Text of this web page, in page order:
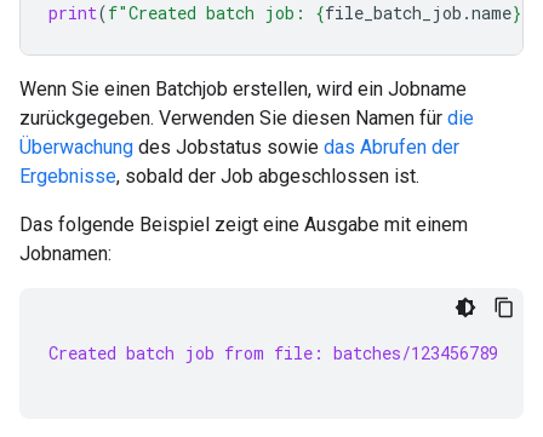
print(f"Created batch job: {file_batch_job .name}
Wenn Sie einen Batchjob erstellen, wird ein Jobname
zurückgegeben. Verwenden Sie diesen Namen für die
Überwachung des Jobstatus sowie das Abrufen der
Ergebnisse, sobald der Job abgeschlossen ist.
Das folgende Beispiel zeigt eine Ausgabe mit einem
Jobnamen:
Created batch job from file: batches/123456789